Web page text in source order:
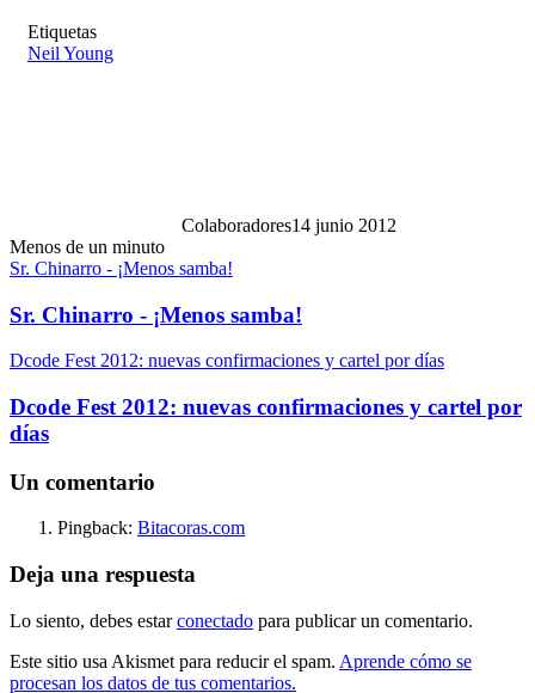
Etiquetas
Neil Young
Colaboradores14 junio 2012
Menos de un minuto
Sr. Chinarro - ¡Menos samba!
Sr. Chinarro - ¡Menos samba!
Dcode Fest 2012: nuevas confirmaciones y cartel por días
Dcode Fest 2012: nuevas confirmaciones y cartel por
días
Un comentario
Pingback: Bitacoras.com
Deja una respuesta
Lo siento, debes estarconectado para publicar un comentario.
Este sitio usa Akismet para reducir el spam. Aprende cómo se
procesan los datos de tus comentarios.